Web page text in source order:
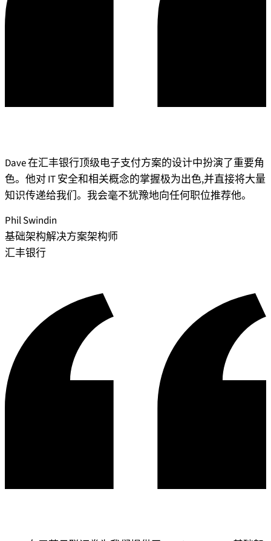
Dave 在汇丰银行顶级电子支付方案的设计中扮演了重要角
色。他对 IT 安全和相关概念的掌握极为出色,并直接将大量
知识传递给我们。我会毫不犹豫地向任何职位推荐他。
Phil Swindin
基础架构解决方案架构师
汇丰银行